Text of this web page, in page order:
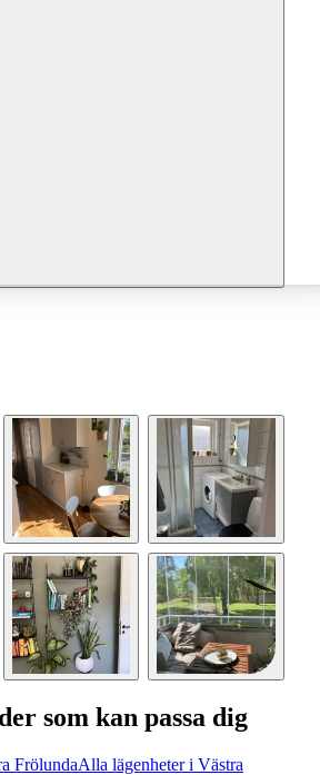
som kan passa dig
FrölundaAlla lägenheter i Västra